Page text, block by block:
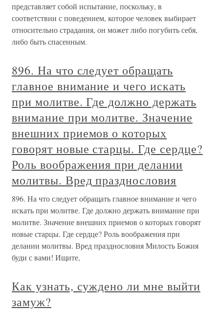
представляет собой испытание, поскольку, в
соответствии с поведением, которое человек выбирает
относительно страдания, он может либо погубить себя,
либо быть спасенным.
896. На что следует обращать
главное внимание и чего искать
при молитве. Где должно держать
внимание при молитве. Значение
внешних приемов о которых
говорят новые старцы. Где сердце?
Роль воображения при делании
молитвы. Вред празднословия
896. На что следует обращать главное внимание и чего
искать при молитве. Где должно держать внимание при
молитве. Значение внешних приемов о которых говорят
новые старцы. Где сердце? Роль воображения при
делании молитвы. Вред празднословия Милость Божия
буди с вами! Ищите,
Как узнать, суждено ли мне выйти
замуж?